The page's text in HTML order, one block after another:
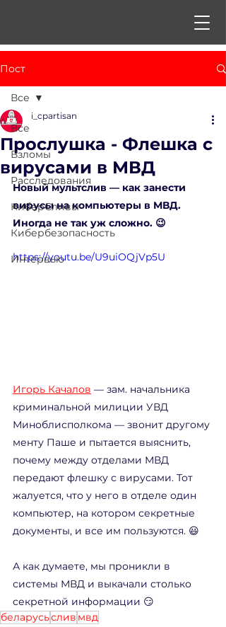
Пост
Все
Взломы
Расследования
КиберСливы
Кибербезопасность
Интервью
Все
Прослушка - Флешка с
вирусами в МВД
i_cpartisan
Новый мультслив — как занести
вирусы на компьютеры в МВД.
Иногда не так уж сложно. 😉
https://youtu.be/U9uiOQjVp5U
Игорь Качалов — зам. начальника
криминальной милиции УВД
Миноблисполкома — звонит другому
менту Паше и пытается выяснить,
почему между отделами МВД
передают флешку с вирусами. Тот
жалуется, что у него в отделе один
компьютер, на котором секретные
документы, и все им пользуются. 😃
А как думаете, мы проникли в
системы МВД и выкачали столько
секретной информации 😏
беларусьслив мвд